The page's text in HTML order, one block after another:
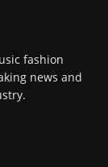
fashion
news and